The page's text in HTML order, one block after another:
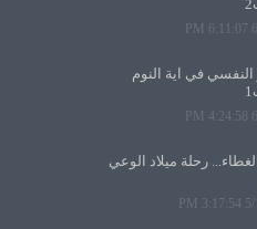
النفسي في آية النوم
رحلة ميلاد الوعي
5/